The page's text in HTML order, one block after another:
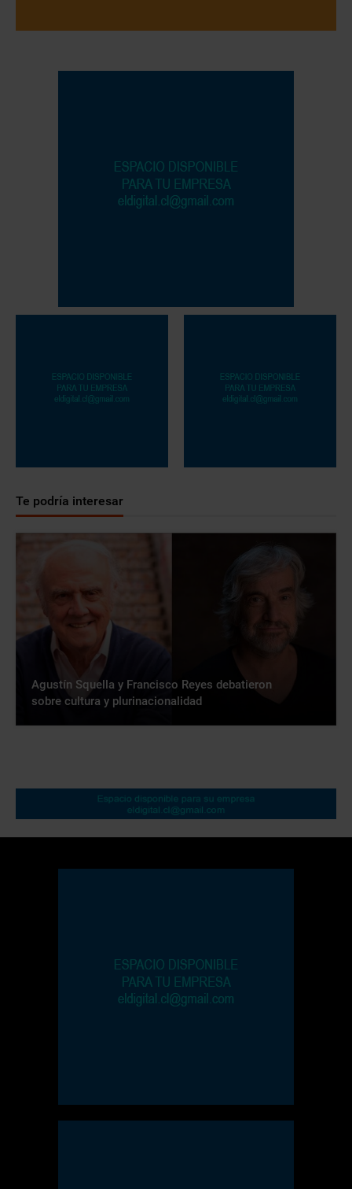
Te podría interesar
Agustín Squella y Francisco Reyes debatieron
sobre cultura y plurinacionalidad